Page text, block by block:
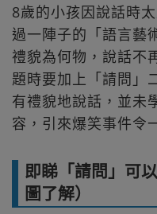
8歲的小孩因說話時
過一陣子的「語言藝
禮貌為何物，說話不
題時要加上「請問」
有禮貌地說話，並未
容，引來爆笑事件令
即睇「請問」可
圖了解）